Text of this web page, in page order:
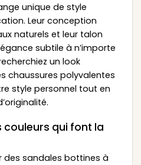
unique de style
Leur conception
naturels et leur talon
subtile à n’importe
un look
chaussures polyvalentes
style personnel tout en
couleurs qui font la
des sandales bottines à